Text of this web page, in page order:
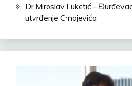
Dr Miroslav Luketić –
utvrđenje Crnojevića